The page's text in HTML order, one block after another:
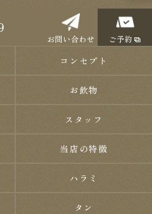
お問い合わせ ご予約
コンセプト
お飲物
スタッフ
当店の特徴
ハラミ
タン